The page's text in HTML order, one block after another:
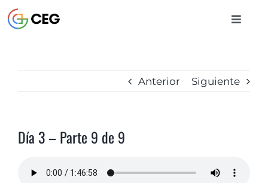
al
contenido
Toggle
BIBLIOTECA
Anterior Siguiente
Día 3 – Parte 9 de 9